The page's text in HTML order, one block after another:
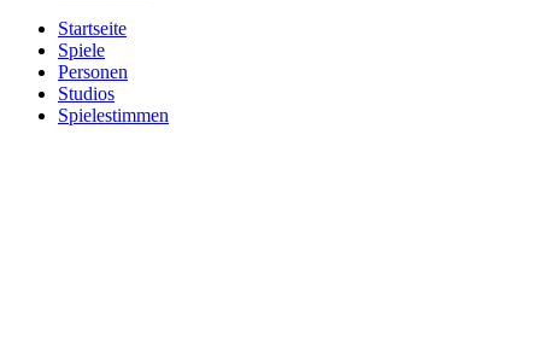
Startseite
Spiele
Personen
Studios
Spielestimmen